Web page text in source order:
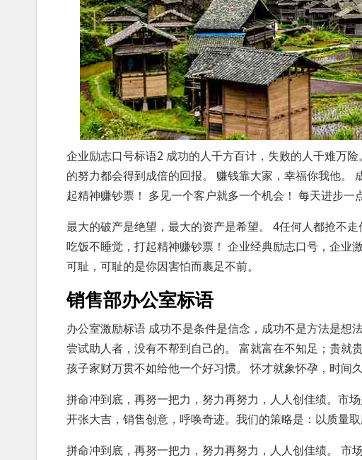
企业励志口号标语2 成功的人千方百计，失败的人千难万
的努力都会得到成倍的回报。 赚钱靠大家，幸福你我他。
起精神赚钞票！ 多见一个客户就多一个机会！ 每天进步一
最大的破产是绝望，最大的资产是希望。 4任何人都抢不
吃饭不睡觉，打起精神赚钞票！ 企业经典励志口号，企业
可耻，可耻的是你因害怕而裹足不前。
销售部办公室标语
办公室激励标语 成功不是条件是信念，成功不是方法是想
尝试助人者，没有不帮到自己的。 富就富在不知足；贵就
孩子家财万贯不如给他一个好习惯。 怀才就象怀孕，时间
拼命冲到底，再努一把力，努力再努力，人人创佳绩。市
开张大吉，销售创意，呼唤奇迹。我们的策略是：以质量
拼命冲到底，再努一把力，努力再努力，人人创佳绩。 市